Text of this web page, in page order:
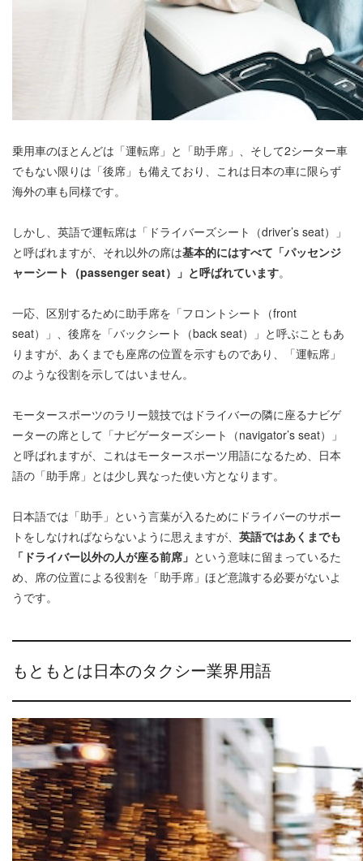
乗用車のほとんどは「運転席」と「助手席」、そして2シーター車
でもない限りは「後席」も備えており、これは日本の車に限らず
海外の車も同様です。
しかし、英語で運転席は「ドライバーズシート（driver’s seat）」
と呼ばれますが、それ以外の席は基本的にはすべて「パッセンジ
ャーシート（passenger seat）」と呼ばれています。
一応、区別するために助手席を「フロントシート（front
seat）」、後席を「バックシート（back seat）」と呼ぶこともあ
りますが、あくまでも座席の位置を示すものであり、「運転席」
のような役割を示してはいません。
モータースポーツのラリー競技ではドライバーの隣に座るナビゲ
ーターの席として「ナビゲーターズシート（navigator’s seat）」
と呼ばれますが、これはモータースポーツ用語になるため、日本
語の「助手席」とは少し異なった使い方となります。
日本語では「助手」という言葉が入るためにドライバーのサポー
トをしなければならないように思えますが、 英語ではあくまでも
「ドライバー以外の人が座る前席」 という意味に留まっているた
め、席の位置による役割を「助手席」ほど意識する必要がないよ
うです。
もともとは日本のタクシー業界用語